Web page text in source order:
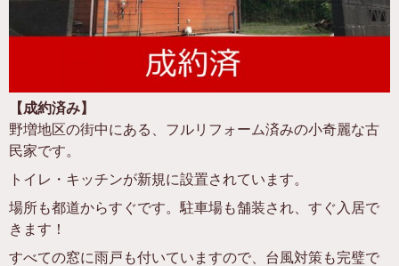
【成約済み】
野増地区の街中にある、フルリフォーム済みの小奇麗な古
民家です。
トイレ・キッチンが新規に設置されています。
場所も都道からすぐです。駐車場も舗装され、すぐ入居で
きます！
すべての窓に雨戸も付いていますので、台風対策も完璧で